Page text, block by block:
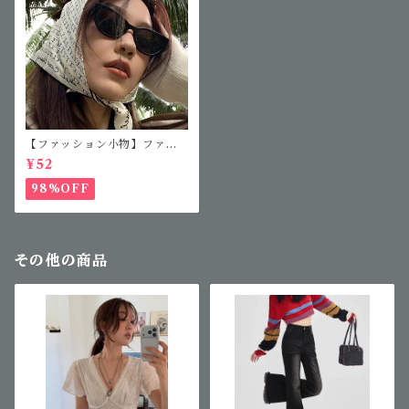
【ファッション小物】ファッ
ションサングラス
¥52
98%OFF
その他の商品